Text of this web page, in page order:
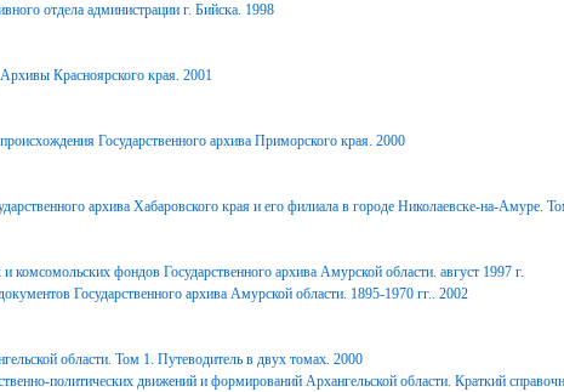
отдела администрации г. Бийска. 1998
Красноярского края. 2001
Государственного архива Приморского края. 2000
архива Хабаровского края и его филиала в городе Николаевске-на-Амуре.
комсомольских фондов Государственного архива Амурской области. август 1997 г.
Государственного архива Амурской области. 1895-1970 гг.. 2002
области. Том 1. Путеводитель в двух томах. 2000
политических движений и формирований Архангельской области. Краткий